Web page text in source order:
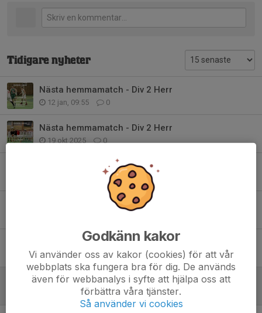
Tidigare nyheter
Nästa hemmamatch - Div 2 Herr
12 jan, 09:55 0
Nästa hemmamatch - Div 2 Herr
19 okt 2025 0
Nästa hemmamatch i Div 2 Herr
0
Div 2 Herr - Nästa hemmamatch
Div 2 Herr - nästa hemmamatch
18 jan 2025 0
Nästa hemmamatch - Div 2 Herr
22 nov 2024 0
Godkänn kakor
Vi använder oss av kakor (cookies) för att vår
webbplats ska fungera bra för dig. De används
även för webbanalys i syfte att hjälpa oss att
förbättra våra tjänster.
Så använder vi cookies